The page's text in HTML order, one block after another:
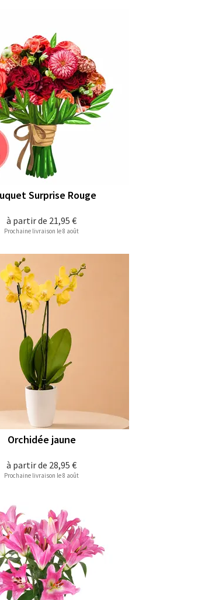
à partir de 21,95 €
Surprise Rouge
Prochaine livraison le 8 août
à partir de 28,95 €
Orchidée jaune
Prochaine livraison le 8 août